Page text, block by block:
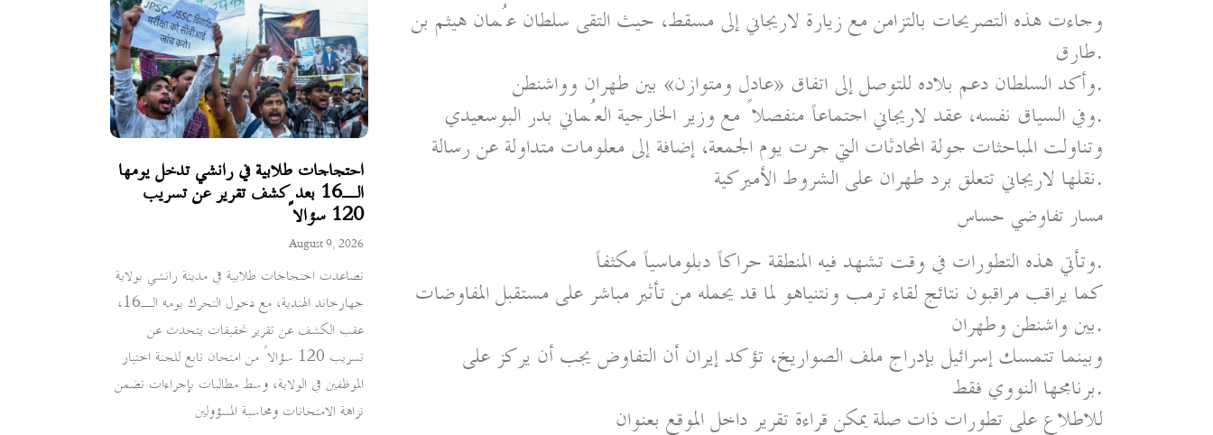
احتجاجات طلابية في رانشي تدخل يومها
الـ16 بعد كشف تقرير عن تسريب
120 سؤالاً
August 9, 2026
تصاعدت احتجاجات طلابية في مدينة رانشي بولاية
جهارخاند الهندية، مع دخول التحرك يومه الـ16،
عقب الكشف عن تقرير تحقيقات يتحدث عن
تسريب 120 سؤالاً من امتحان تابع للجنة اختيار
الموظفين في الولاية، وسط مطالبات بإجراءات تضمن
نزاهة الامتحانات ومحاسبة المسؤولين
وجاءت هذه التصريحات بالتزامن مع زيارة لاريجاني إلى مسقط، حيث التقى سلطان عُمان هيثم بن
طارق.
وأكد السلطان دعم بلاده للتوصل إلى اتفاق «عادل ومتوازن» بين طهران وواشنطن.
وفي السياق نفسه، عقد لاريجاني اجتماعاً منفصلاً مع وزير الخارجية العُماني بدر البوسعيدي.
وتناولت المباحثات جولة المحادثات التي جرت يوم الجمعة، إضافة إلى معلومات متداولة عن رسالة
نقلها لاريجاني تتعلق برد طهران على الشروط الأميركية.
مسار تفاوضي حساس
وتأتي هذه التطورات في وقت تشهد فيه المنطقة حراكاً دبلوماسياً مكثفاً.
كما يراقب مراقبون نتائج لقاء ترمب ونتنياهو لما قد يحمله من تأثير مباشر على مستقبل المفاوضات
بين واشنطن وطهران.
وبينما تتمسك إسرائيل بإدراج ملف الصواريخ، تؤكد إيران أن التفاوض يجب أن يركز على
برنامجها النووي فقط.
للاطلاع على تطورات ذات صلة يمكن قراءة تقرير داخل الموقع بعنوان